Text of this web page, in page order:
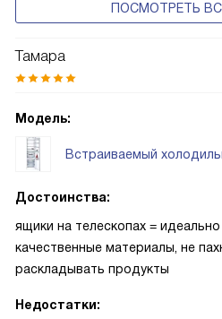
ПОСМОТРЕТЬ
Тамара
Модель:
Встраиваемый
Достоинства:
ящики на телескопах =
качественные материалы, не
раскладывать продукты
Недостатки: